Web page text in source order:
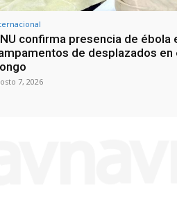
confirma presencia de ébola
de desplazados en
7, 2026